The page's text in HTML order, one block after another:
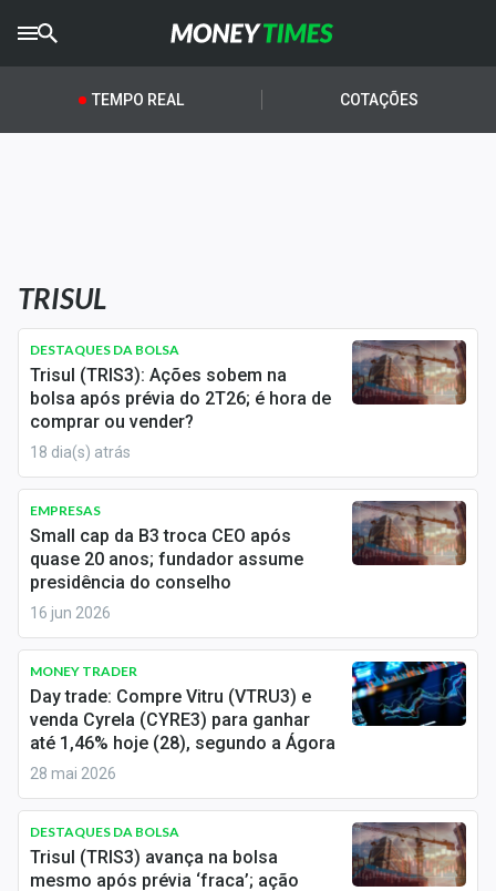
CRYPTOTIMES
AGROTIMES
Newsletters
Money Trader
Anuncie
Últimas Notícias
Newsletters
Cotações
Comprar ou vender?
Carteiras Recomendadas
Central de Dividendos
Central de Fundos Imobiliários
Central dos IPOs
Renda Fixa
TEMPO REAL COTAÇÕES
TRISUL
DESTAQUES DA BOLSA
Trisul (TRIS3): Ações sobem na
bolsa após prévia do 2T26; é hora de
comprar ou vender?
18 dia(s) atrás
EMPRESAS
Small cap da B3 troca CEO após
quase 20 anos; fundador assume
presidência do conselho
16 jun 2026
MONEY TRADER
Day trade: Compre Vitru (VTRU3) e
venda Cyrela (CYRE3) para ganhar
até 1,46% hoje (28), segundo a Ágora
28 mai 2026
DESTAQUES DA BOLSA
Trisul (TRIS3) avança na bolsa
mesmo após prévia ‘fraca’; ação